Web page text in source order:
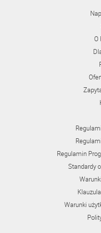
O
Regulamin
Standardy
Warunki